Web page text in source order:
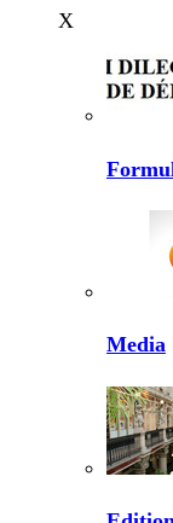
X
Media